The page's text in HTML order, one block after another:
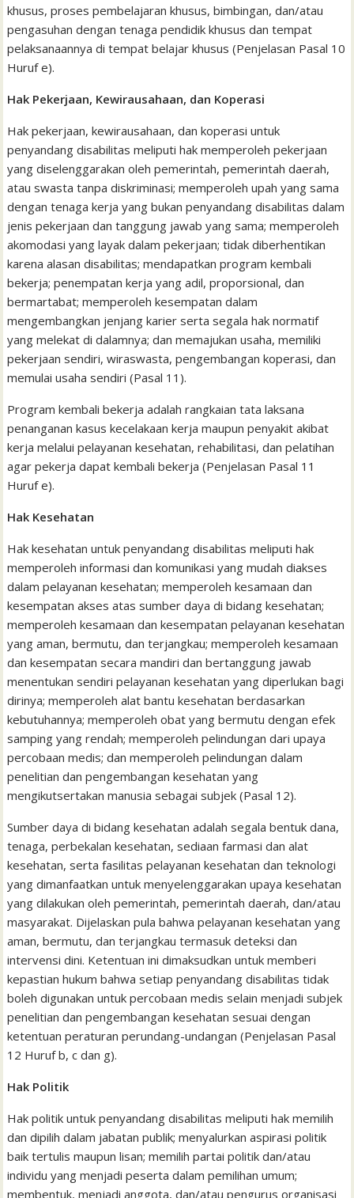
khusus, proses pembelajaran khusus, bimbingan, dan/atau
pengasuhan dengan tenaga pendidik khusus dan tempat
pelaksanaannya di tempat belajar khusus (Penjelasan Pasal 10
Huruf e).
Hak Pekerjaan, Kewirausahaan, dan Koperasi
Hak pekerjaan, kewirausahaan, dan koperasi untuk
penyandang disabilitas meliputi hak memperoleh pekerjaan
yang diselenggarakan oleh pemerintah, pemerintah daerah,
atau swasta tanpa diskriminasi; memperoleh upah yang sama
dengan tenaga kerja yang bukan penyandang disabilitas dalam
jenis pekerjaan dan tanggung jawab yang sama; memperoleh
akomodasi yang layak dalam pekerjaan; tidak diberhentikan
karena alasan disabilitas; mendapatkan program kembali
bekerja; penempatan kerja yang adil, proporsional, dan
bermartabat; memperoleh kesempatan dalam
mengembangkan jenjang karier serta segala hak normatif
yang melekat di dalamnya; dan memajukan usaha, memiliki
pekerjaan sendiri, wiraswasta, pengembangan koperasi, dan
memulai usaha sendiri (Pasal 11).
Program kembali bekerja adalah rangkaian tata laksana
penanganan kasus kecelakaan kerja maupun penyakit akibat
kerja melalui pelayanan kesehatan, rehabilitasi, dan pelatihan
agar pekerja dapat kembali bekerja (Penjelasan Pasal 11
Huruf e).
Hak Kesehatan
Hak kesehatan untuk penyandang disabilitas meliputi hak
memperoleh informasi dan komunikasi yang mudah diakses
dalam pelayanan kesehatan; memperoleh kesamaan dan
kesempatan akses atas sumber daya di bidang kesehatan;
memperoleh kesamaan dan kesempatan pelayanan kesehatan
yang aman, bermutu, dan terjangkau; memperoleh kesamaan
dan kesempatan secara mandiri dan bertanggung jawab
menentukan sendiri pelayanan kesehatan yang diperlukan bagi
dirinya; memperoleh alat bantu kesehatan berdasarkan
kebutuhannya; memperoleh obat yang bermutu dengan efek
samping yang rendah; memperoleh pelindungan dari upaya
percobaan medis; dan memperoleh pelindungan dalam
penelitian dan pengembangan kesehatan yang
mengikutsertakan manusia sebagai subjek (Pasal 12).
Sumber daya di bidang kesehatan adalah segala bentuk dana,
tenaga, perbekalan kesehatan, sediaan farmasi dan alat
kesehatan, serta fasilitas pelayanan kesehatan dan teknologi
yang dimanfaatkan untuk menyelenggarakan upaya kesehatan
yang dilakukan oleh pemerintah, pemerintah daerah, dan/atau
masyarakat. Dijelaskan pula bahwa pelayanan kesehatan yang
aman, bermutu, dan terjangkau termasuk deteksi dan
intervensi dini. Ketentuan ini dimaksudkan untuk memberi
kepastian hukum bahwa setiap penyandang disabilitas tidak
boleh digunakan untuk percobaan medis selain menjadi subjek
penelitian dan pengembangan kesehatan sesuai dengan
ketentuan peraturan perundang-undangan (Penjelasan Pasal
12 Huruf b, c dan g).
Hak Politik
Hak politik untuk penyandang disabilitas meliputi hak memilih
dan dipilih dalam jabatan publik; menyalurkan aspirasi politik
baik tertulis maupun lisan; memilih partai politik dan/atau
individu yang menjadi peserta dalam pemilihan umum;
membentuk, menjadi anggota, dan/atau pengurus organisasi